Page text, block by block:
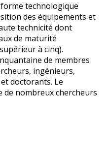
technologique
des équipements et
technicité dont
de maturité
à cinq).
de membres
ingénieurs,
doctorants. Le
nombreux chercheurs